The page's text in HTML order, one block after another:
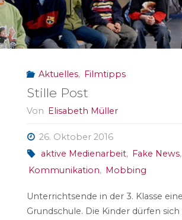
Aktuelles, Filmtipps
Stille Post
Von Elisabeth Müller
26. Oktober 2016
aktive Medienarbeit, Fake News,
Kommunikation, Mobbing
Unterrichtsende in der 3. Klasse
Grundschule. Die Kinder dürfen sich